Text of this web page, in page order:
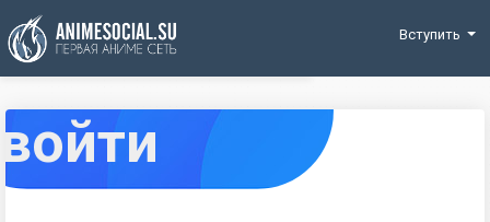
Funding
Вступить
войти